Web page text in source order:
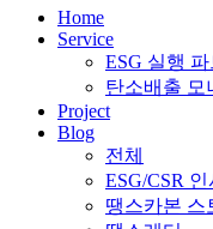
Home
Service
ESG 실행
탄소배출 모
Project
Blog
전체
ESG/CSR
땡스카본 스